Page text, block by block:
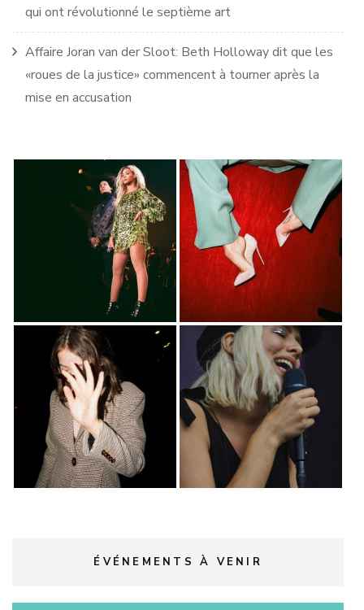
qui ont révolutionné le septième art
Affaire Joran van der Sloot: Beth Holloway dit que les
«roues de la justice» commencent à tourner après la
mise en accusation
ÉVÉNEMENTS À VENIR